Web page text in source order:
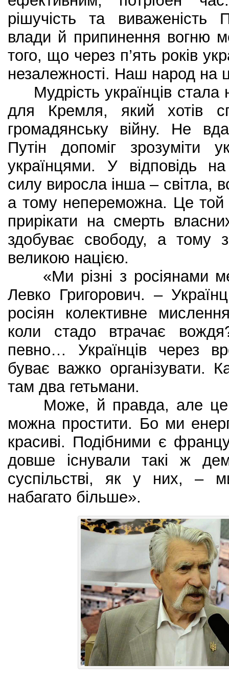
рішучість та виваженість
влади й припинення вогню
того, що через п’ять років
незалежності. Наш народ на
Мудрість українців
для Кремля, який хотів
громадянську війну. Не
Путін допоміг
українцями. У відповідь
силу виросла інша – світла,
а тому непереможна. Це той
прирікати на смерть
здобуває свободу, а тому
великою нацією.
«Ми різні з росіянами
Левко Григорович. –
росіян колективне
коли стадо втрачає
певно… Українців через
буває важко організувати.
там два гетьмани.
Може, й правда, але це
можна простити. Бо ми
красиві. Подібними є
довше існували такі ж
суспільстві, як у них, –
набагато більше».